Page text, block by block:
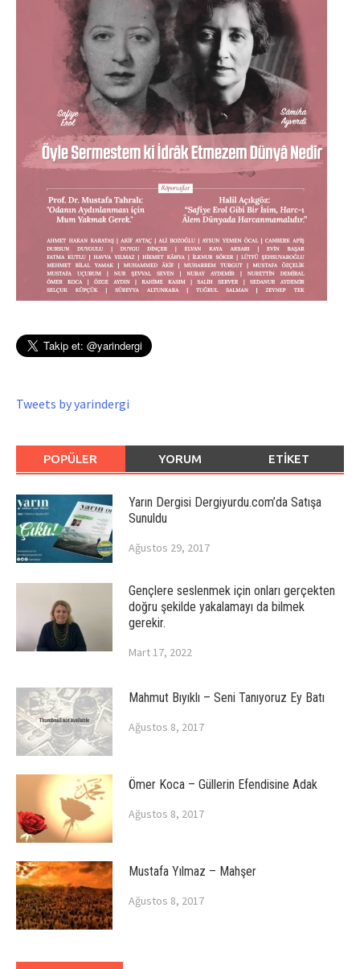
Tweets by yarindergi
POPÜLER YORUM ETIKET
Yarın Dergisi Dergiyurdu.com’da Satışa
Sunuldu
Ağustos 29, 2017
Gençlere seslenmek için onları gerçekten
doğru şekilde yakalamayı da bilmek
gerekir.
Mart 17, 2022
Mahmut Bıyıklı – Seni Tanıyoruz Ey Batı
Ağustos 8, 2017
Ömer Koca – Güllerin Efendisine Adak
Ağustos 8, 2017
Mustafa Yılmaz – Mahşer
Ağustos 8, 2017